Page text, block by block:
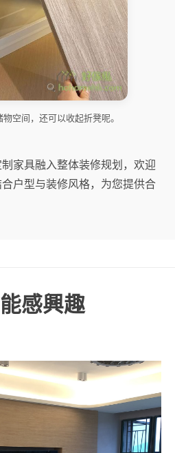
空间，还可以收起折凳呢。
家具融入整体装修规划，欢迎
户型与装修风格，为您提供合
感興趣